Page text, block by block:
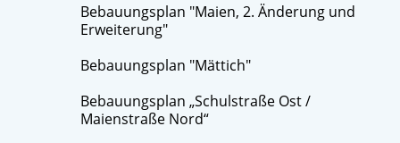
Bebauungsplan "Maien, 2. Änderung und
Erweiterung"
Bebauungsplan "Mättich"
Bebauungsplan „Schulstraße Ost /
Maienstraße Nord“